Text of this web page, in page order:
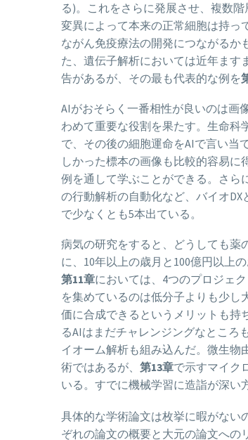
る)。これをさらに発展させ、複数
変異によって本来の正常細胞は持っ
ながん免疫療法の開発につながるか
た、遺伝子解析においては近年ます
告があるが、その最も代表的な例を
AIがおそらく一番相性が良いのは画
わめて重要な役割を果たす。生命科
で、その後の細胞運命をAIで言い当
しかった標本の画像も比較的容易に
例を通して学ぶことができる。さら
の行動解析の自動化など、バイオ
で少なくとも5本出ている。
病気の研究をすると、どうしても薬
に、10年以上の歳月と100億円以上
第11章においては、4つのプロジェ
を集めているのは低分子よりも少
価に合成できるというメリットも持
るAIはまだチャレンジングなところ
イオーム解析も組み込んだ。微生
術ではあるが、 第13章で示すマイク
いる。すでに機械学習に造詣が深い
具体的な学術論文は枚挙に暇がない
ぞれの論文の概要と大元の論文への